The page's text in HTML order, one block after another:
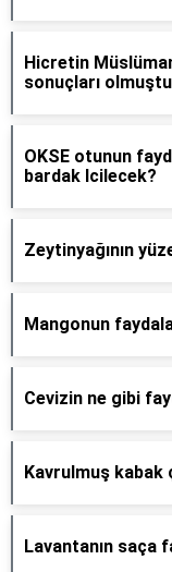
Hicretin
sonuçları
OKSE otunun
bardak Icilecek?
Zeytinyağının
Mangonun
Cevizin ne gibi
Kavrulmuş kabak
Lavantanın saça